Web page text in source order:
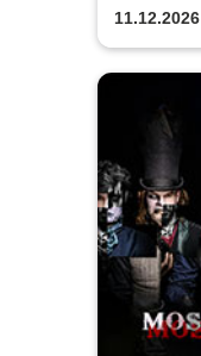
Buchholz
11.12.2026